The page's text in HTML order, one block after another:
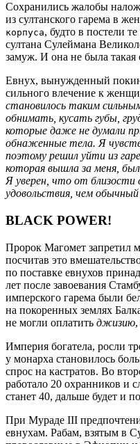
Сохранились жалобы
из султанского гарема в
корпуса, будто в постели
султана Сулеймана
замуж. И она не была такая
Евнух, вынужденный
сильного влечение к
становилось таким
обнимать, кусать губы,
которые даже не думали
обнаженные тела. Я
поэтому решил уйти из
которая вышла за меня,
Я уверен, что от близости
удовольствия, чем
BLACK POWER!
Пророк Магомет запретил
посчитав это
по поставке евнухов
лет после завоевания
имперского гарема были
на покоренных землях
не могли оплатить джизию
Империя богатела, росли
у монарха становилось
спрос на кастратов. Во
работало 20 охранников и
станет 40, дальше будет и
При Мураде ІІІ
евнухам. Рабам, взятым в